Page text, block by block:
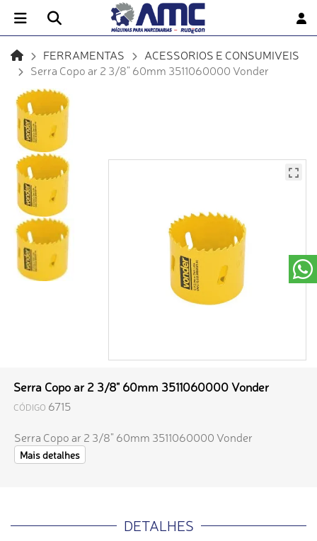
FERRAMENTAS
ACESSORIOS E CONSUMIVEIS
Serra Copo ar 2 3/8" 60mm 3511060000 Vonder
Serra Copo ar 2 3/8" 60mm 3511060000 Vonder
CÓDIGO 6715
Serra Copo ar 2 3/8" 60mm 3511060000 Vonder
Mais detalhes
DETALHES